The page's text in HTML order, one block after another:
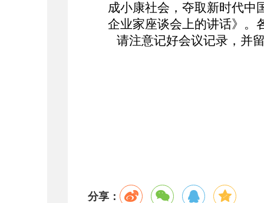
成小康社会，夺取新时代中
企业家座谈会上的讲话》。
请注意记好会议记录，并
分享：